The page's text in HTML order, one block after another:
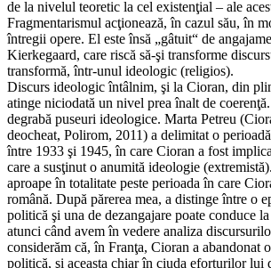
de la nivelul teoretic la cel existenţial – ale
Fragmentarismul acţionează, în cazul său, în
întregii opere. El este însă „gâtuit“ de
Kierkegaard, care riscă să-şi transforme
transformă, într-unul ideologic (religios).
Discurs ideologic întâlnim, şi la Cioran, din
atinge niciodată un nivel prea înalt de
degrabă puseuri ideologice. Marta Petreu
deocheat, Polirom, 2011) a delimitat o
între 1933 şi 1945, în care Cioran a fost
care a susţinut o anumită ideologie
aproape în totalitate peste perioada în care
română. După părerea mea, a distinge între o
politică şi una de dezangajare poate conduce
atunci când avem în vedere analiza
considerăm că, în Franţa, Cioran a abandonat
politică, şi aceasta chiar în ciuda eforturilor lui